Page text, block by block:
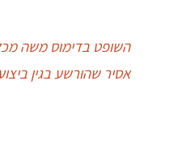
השופט בדימוס משה
אסיר שהורשע בגין